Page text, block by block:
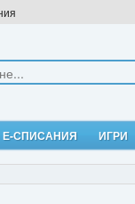
Е-СПИСАНИЯ ИГРИ